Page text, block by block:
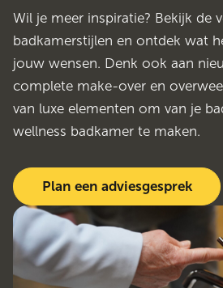
Wil je meer inspiratie? Bekijk de
badkamerstijlen en ontdek wat
jouw wensen. Denk ook aan
complete make-over en
van luxe elementen om van je
wellness badkamer te maken.
Plan een adviesgesprek